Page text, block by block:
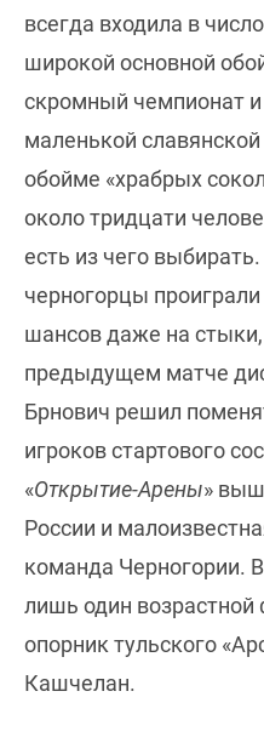
всегда входила в
широкой основной
скромный чемпионат
маленькой
обойме «храбрых
около тридцати
есть из чего
черногорцы
шансов даже на
предыдущем матче
Брнович решил
игроков стартового
«Открытие-Арены»
России и
команда Черногории. В
лишь один возрастной
опорник тульского
Кашчелан.